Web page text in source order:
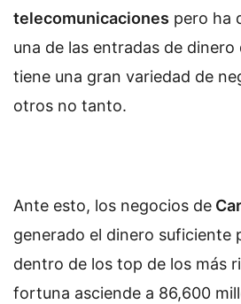
telecomunicaciones pero ha
una de las entradas de dinero
tiene una gran variedad de
otros no tanto.
Ante esto, los negocios de
generado el dinero suficiente
dentro de los top de los más
fortuna asciende a 86,600